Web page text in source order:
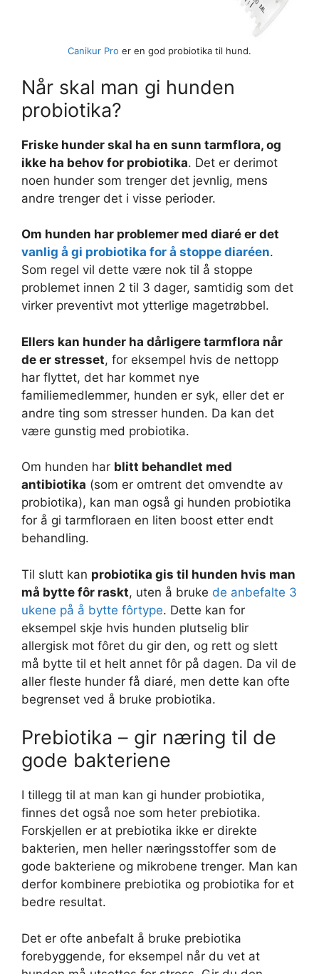
Canikur Pro er en god probiotika til hund.
Når skal man gi hunden
probiotika?
Friske hunder skal ha en sunn tarmflora, og
ikke ha behov for probiotika. Det er derimot
noen hunder som trenger det jevnlig, mens
andre trenger det i visse perioder.
Om hunden har problemer med diaré er det
vanlig å gi probiotika for å stoppe diaréen.
Som regel vil dette være nok til å stoppe
problemet innen 2 til 3 dager, samtidig som det
virker preventivt mot ytterlige magetrøbbel.
Ellers kan hunder ha dårligere tarmflora når
de er stresset, for eksempel hvis de nettopp
har flyttet, det har kommet nye
familiemedlemmer, hunden er syk, eller det er
andre ting som stresser hunden. Da kan det
være gunstig med probiotika.
Om hunden har blitt behandlet med
antibiotika (som er omtrent det omvendte av
probiotika), kan man også gi hunden probiotika
for å gi tarmfloraen en liten boost etter endt
behandling.
Til slutt kan probiotika gis til hunden hvis man
må bytte fôr raskt, uten å bruke de anbefalte 3
ukene på å bytte fôrtype. Dette kan for
eksempel skje hvis hunden plutselig blir
allergisk mot fôret du gir den, og rett og slett
må bytte til et helt annet fôr på dagen. Da vil de
aller fleste hunder få diaré, men dette kan ofte
begrenset ved å bruke probiotika.
Prebiotika – gir næring til de
gode bakteriene
I tillegg til at man kan gi hunder probiotika,
finnes det også noe som heter prebiotika.
Forskjellen er at prebiotika ikke er direkte
bakterien, men heller næringsstoffer som de
gode bakteriene og mikrobene trenger. Man kan
derfor kombinere prebiotika og probiotika for et
bedre resultat.
Det er ofte anbefalt å bruke prebiotika
forebyggende, for eksempel når du vet at